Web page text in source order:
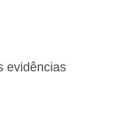
evidências